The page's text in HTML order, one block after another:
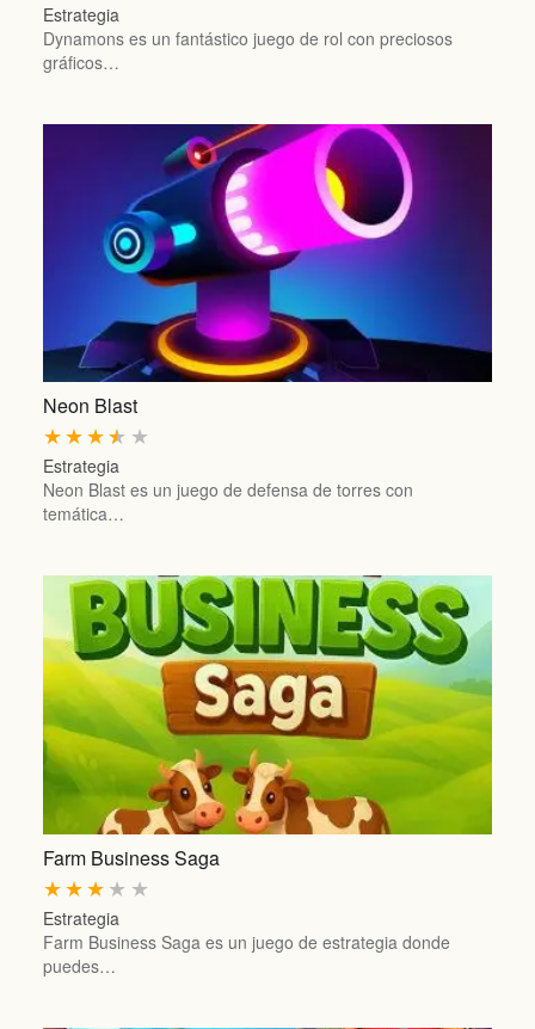
Estrategia
Dynamons es un fantástico juego de rol con preciosos
gráficos…
Neon Blast
★
★
★
★
★
Estrategia
Neon Blast es un juego de defensa de torres con
temática…
Farm Business Saga
★
★
★
★
★
Estrategia
Farm Business Saga es un juego de estrategia donde
puedes…